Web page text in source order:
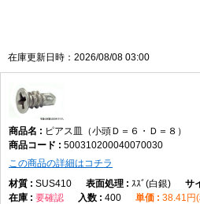
在庫更新日時：2026/08/08 03:00
ピアス皿（小頭Ｄ＝６・Ｄ＝８）
500310200040070030
この商品の詳細はコチラ
SUS410
ｽｽﾞ(白銀)
要確認
400 38.41円